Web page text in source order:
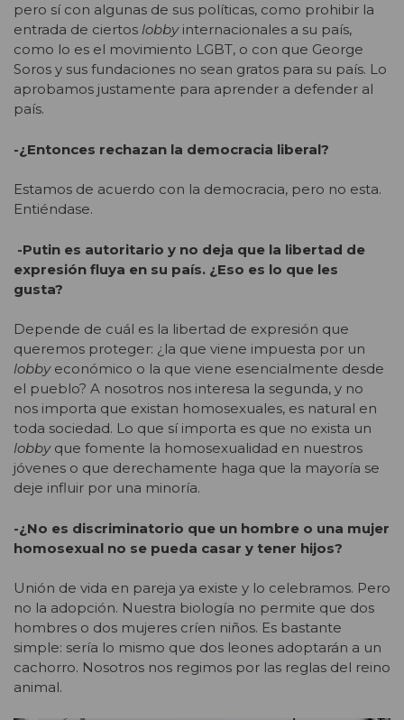
pero sí con algunas de sus políticas, como prohibir la
entrada de ciertos lobbyinternacionales a su país,
como lo es el movimiento LGBT, o con que George
Soros y sus fundaciones no sean gratos para su país. Lo
aprobamos justamente para aprender a defender al
país.
-¿Entonces rechazan la democracia liberal?
Estamos de acuerdo con la democracia, pero no esta.
Entiéndase.
-Putin es autoritario y no deja que la libertad de
expresión fluya en su país. ¿Eso es lo que les
gusta?
Depende de cuál es la libertad de expresión que
queremos proteger: ¿la que viene impuesta por un
lobbyeconómico o la que viene esencialmente desde
el pueblo? A nosotros nos interesa la segunda, y no
nos importa que existan homosexuales, es natural en
toda sociedad. Lo que sí importa es que no exista un
lobbyque fomente la homosexualidad en nuestros
jóvenes o que derechamente haga que la mayoría se
deje influir por una minoría.
-¿No es discriminatorio que un hombre o una mujer
homosexual no se pueda casar y tener hijos?
Unión de vida en pareja ya existe y lo celebramos. Pero
no la adopción. Nuestra biología no permite que dos
hombres o dos mujeres críen niños. Es bastante
simple: sería lo mismo que dos leones adoptarán a un
cachorro. Nosotros nos regimos por las reglas del reino
animal.